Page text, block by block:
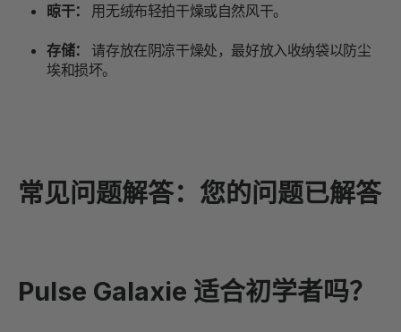
晾干： 用无绒布轻拍干燥或自然风干。
存储：
请存放在阴凉干燥处，最好放入收纳袋以防尘
埃和损坏。
常见问题解答：您的问题已解答
Pulse Galaxie 适合初学者吗？